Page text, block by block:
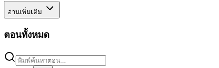
อ่านเพิ่มเติม
ตอนทั้งหมด